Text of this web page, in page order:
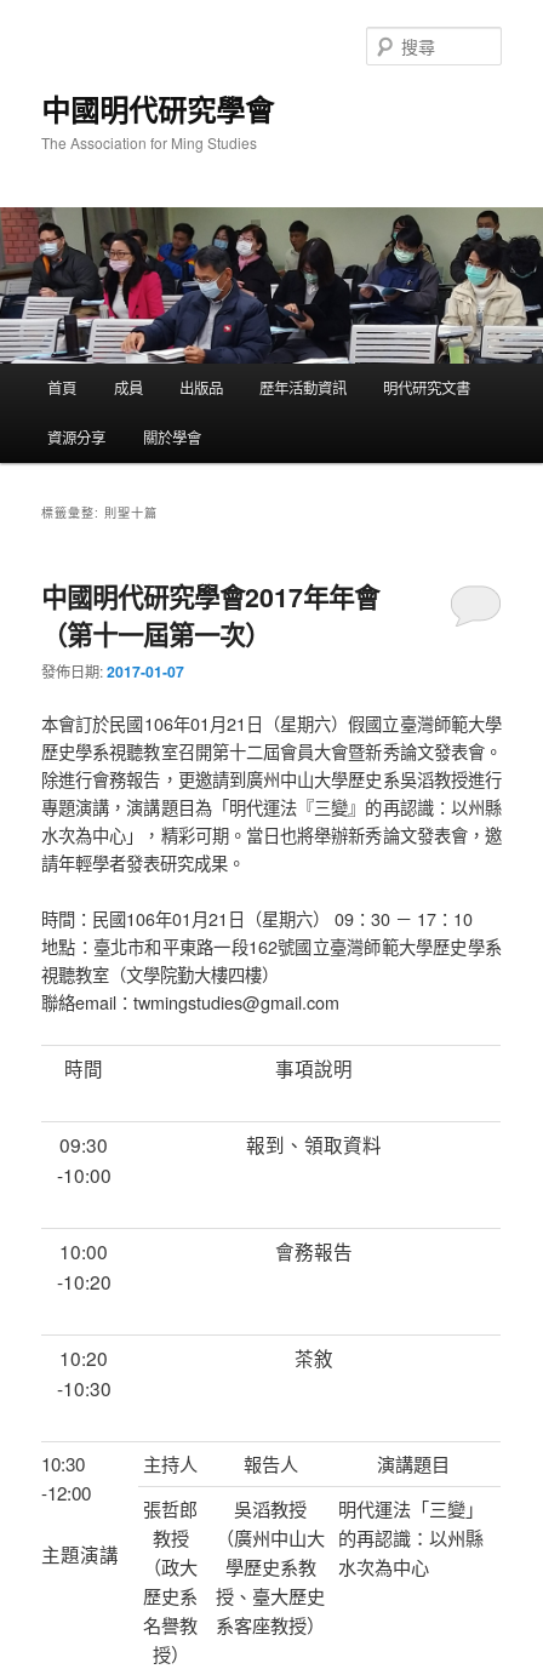
中國明代研究學會
The Association for Ming Studies
尋
首頁 成員 出版品 歷年活動資訊 明代研究文書
資源分享 關於學會
標籤彙整: 則聖十篇
中國明代研究學會2017年年會
（第十一屆第一次）
發佈日期:2017-01-07
本會訂於民國106年01月21日（星期六）假國立臺灣師範大學
歷史學系視聽教室召開第十二屆會員大會暨新秀論文發表會。
除進行會務報告，更邀請到廣州中山大學歷史系吳滔教授進行
專題演講，演講題目為「明代運法『三變』的再認識：以州縣
水次為中心」，精彩可期。當日也將舉辦新秀論文發表會，邀
請年輕學者發表研究成果。
時間：民國106年01月21日（星期六） 09：30 － 17：10
地點：臺北市和平東路一段162號國立臺灣師範大學歷史學系
視聽教室（文學院勤大樓四樓）
聯絡email：twmingstudies@gmail.com
時間 事項說明
09:30
-10:00
報到、領取資料
10:00
-10:20
會務報告
10:20
-10:30
茶敘
10:30
-12:00
主題演講
主持人 報告人
演講題目
張哲郎
教授
（政大
歷史系
名譽教
授）
吳滔教授
（廣州中山大
學歷史系教
授、臺大歷史
系客座教授）
明代運法「三變」
的再認識：以州縣
水次為中心